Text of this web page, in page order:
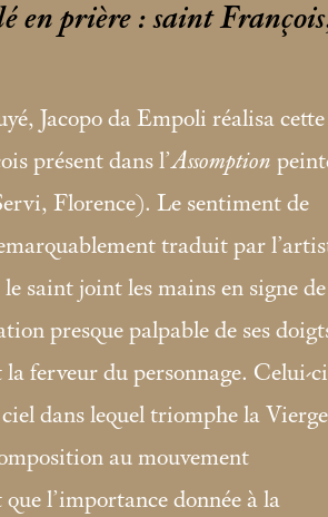
en prière : saint François
Jacopo da Empoli réalisa cette
présent dans l’Assomption
Florence). Le sentiment de
traduit par
saint joint les mains en signe de
presque palpable de ses
ferveur du personnage. Celui-ci
dans lequel triomphe la Vierge
au mouvement
l’importance donnée à la